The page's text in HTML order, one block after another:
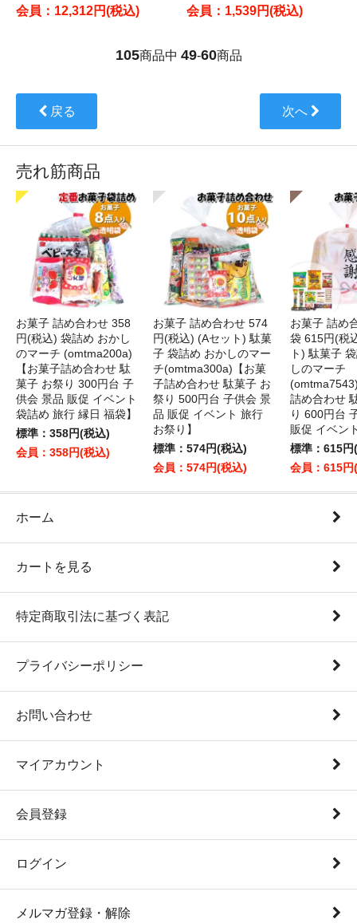
会員：12,312円(税込)
会員：1,539円(税込)
105商品中 49-60商品
戻る 次へ
売れ筋商品
お菓子 詰め合わせ 358
円(税込) 袋詰め おかし
のマーチ (omtma200a)
【お菓子詰め合わせ 駄
菓子 お祭り 300円台 子
供会 景品 販促 イベント
袋詰め 旅行 縁日 福袋】
標準：358円(税込)
会員：358円(税込)
お菓子 詰め合わせ 574
円(税込) (Aセット) 駄菓
子 袋詰め おかしのマー
チ(omtma300a)【お菓
子詰め合わせ 駄菓子 お
祭り 500円台 子供会 景
品 販促 イベント 旅行
お祭り】
標準：574円(税込)
会員：574円(税込)
お菓子 詰め
袋 615円(税
ト) 駄菓子
しのマーチ
詰め合わせ
り 600円台
販促 イベン
標準：615円
会員：615円
ホーム
カートを見る
特定商取引法に基づく表記
プライバシーポリシー
お問い合わせ
マイアカウント
会員登録
ログイン
メルマガ登録・解除